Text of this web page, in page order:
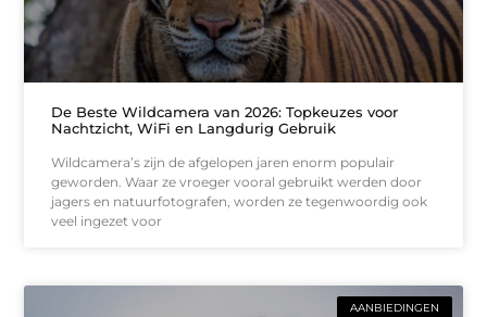
De Beste Wildcamera van 2026: Topkeuzes voor
Nachtzicht, WiFi en Langdurig Gebruik
Wildcamera’s zijn de afgelopen jaren enorm populair
geworden. Waar ze vroeger vooral gebruikt werden door
jagers en natuurfotografen, worden ze tegenwoordig ook
veel ingezet voor
AANBIEDINGEN